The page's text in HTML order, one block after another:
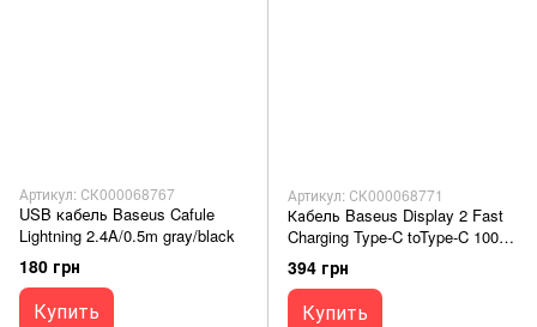
Артикул: СК000068767
USB кабель Baseus Cafule
Lightning 2.4A/0.5m gray/black
180 грн
Купить
Артикул: СК000068771
Кабель Baseus Display 2 Fast
Charging Type-C toType-C 100W
1m white
394 грн
Купить